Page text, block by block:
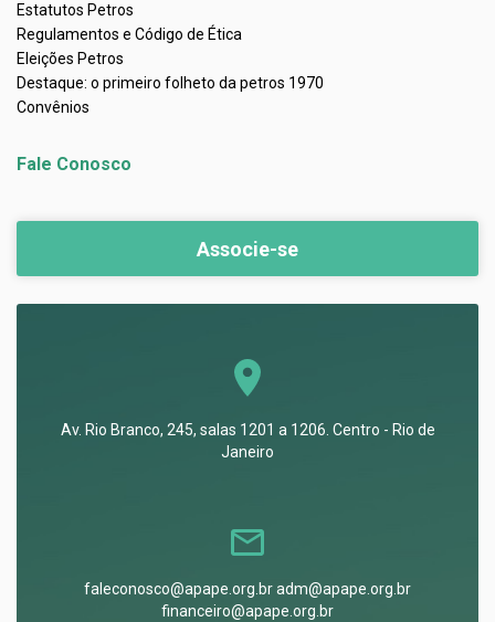
Estatutos Petros
Regulamentos e Código de Ética
Eleições Petros
Destaque: o primeiro folheto da petros 1970
Convênios
Fale Conosco
Associe-se
Av. Rio Branco, 245, salas 1201 a 1206. Centro - Rio de
Janeiro
faleconosco@apape.org.br adm@apape.org.br
financeiro@apape.org.br